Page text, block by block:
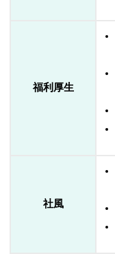
福利厚生
社風